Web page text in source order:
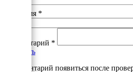
Ваше имя *
Комментарий *
Добавить
*Комментарий появиться после